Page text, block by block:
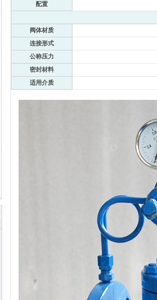
配置
阀体材质
连接形式
公称压力
密封材料
适用介质